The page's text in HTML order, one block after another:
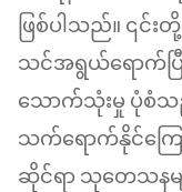
ဖြစ်ပါသည်။ ၎င်
သင်အရွယ်ရောက်ပ
သောက်သုံးမှု ပုံစံသ
သက်ရောက်နိုင်ကြေ
ဆိုင်ရာ သုတေသနမျ